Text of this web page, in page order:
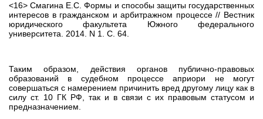
<16> Смагина Е.С. Формы и способы защиты государственных
интересов в гражданском и арбитражном процессе // Вестник
юридического факультета Южного федерального
университета. 2014. N 1. С. 64.
Таким образом, действия органов публично-правовых
образований в судебном процессе априори не могут
совершаться с намерением причинить вред другому лицу как в
силу ст. 10 ГК РФ, так и в связи с их правовым статусом и
предназначением.